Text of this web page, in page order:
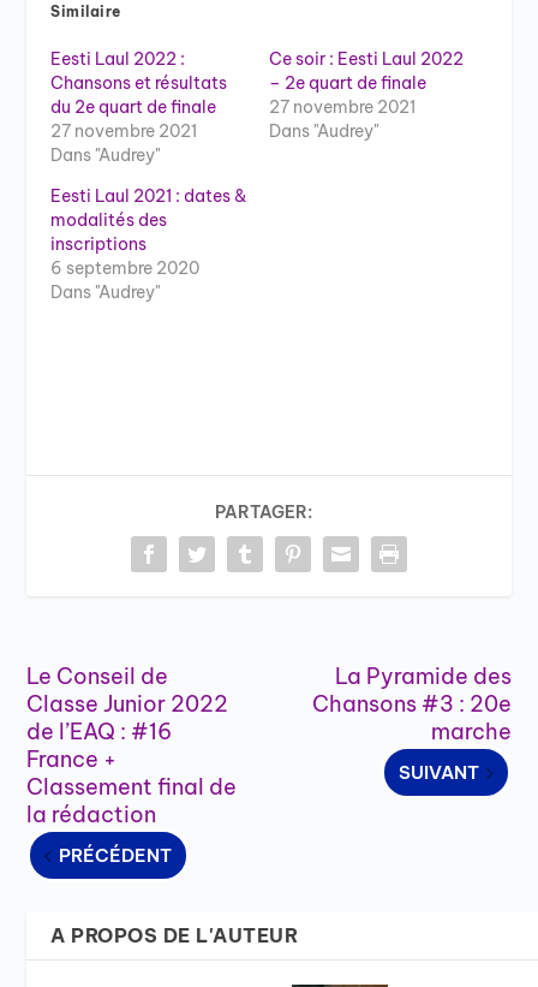
Similaire
Eesti Laul 2022 :
Chansons et résultats
du 2e quart de finale
27 novembre 2021
Dans "Audrey"
Ce soir : Eesti Laul 2022
– 2e quart de finale
27 novembre 2021
Dans "Audrey"
Eesti Laul 2021 : dates &
modalités des
inscriptions
6 septembre 2020
Dans "Audrey"
PARTAGER:
Le Conseil de
Classe Junior 2022
de l’EAQ : #16
France +
Classement final de
la rédaction
PRÉCÉDENT
La Pyramide des
Chansons #3 : 20e
marche
SUIVANT
A PROPOS DE L'AUTEUR